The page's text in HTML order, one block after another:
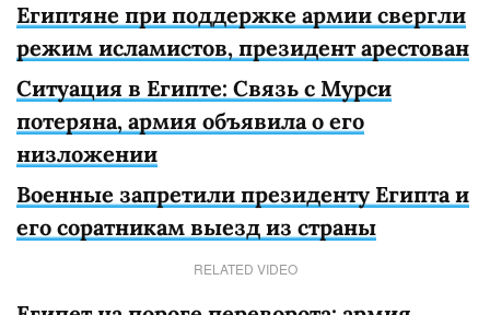
Египтяне при поддержке армии свергли
режим исламистов, президент арестован
Ситуация в Египте: Cвязь с Мурси
потеряна, армия объявила о его
низложении
Военные запретили президенту Египта и
его соратникам выезд из страны
RELATED VIDEO